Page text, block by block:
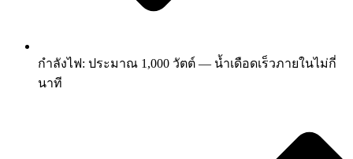
กำลังไฟ: ประมาณ 1,000 วัตต์ — น้ำเดือดเร็วภายในไม่กี่
นาที